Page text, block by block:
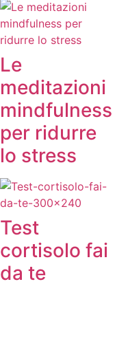
Le
meditazioni
mindfulness
per ridurre
lo stress
Test
cortisolo fai
da te